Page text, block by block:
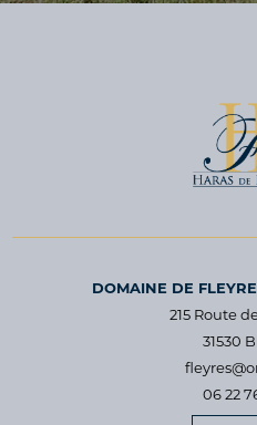
DOMAINE DE
215 Route
31530
06 22